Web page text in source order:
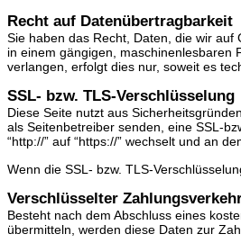
Recht auf Datenübertragbarkeit
Sie haben das Recht, Daten, die wir
in einem gängigen, maschinenlesbaren
verlangen, erfolgt dies nur, soweit es
SSL- bzw. TLS-Verschlüsselung
Diese Seite nutzt aus
als Seitenbetreiber senden, eine SSL-
“http://” auf “https://” wechselt und an
Wenn die SSL- bzw. TLS-
Verschlüsselter
Besteht nach dem Abschluss eines
übermitteln, werden diese Daten zur